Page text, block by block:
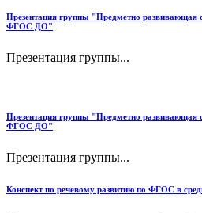
Презентация группы "Предметно развивающая
ФГОС ДО"
Презентация группы...
Презентация группы "Предметно развивающая
ФГОС ДО"
Презентация группы...
Конспект по речевому развитию по ФГОС в